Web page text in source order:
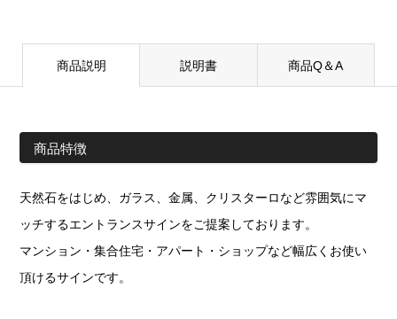
商品説明 説明書 商品Q＆A
商品特徴
天然石をはじめ、ガラス、金属、クリスターロなど雰囲気にマ
ッチするエントランスサインをご提案しております。
マンション・集合住宅・アパート・ショップなど幅広くお使い
頂けるサインです。